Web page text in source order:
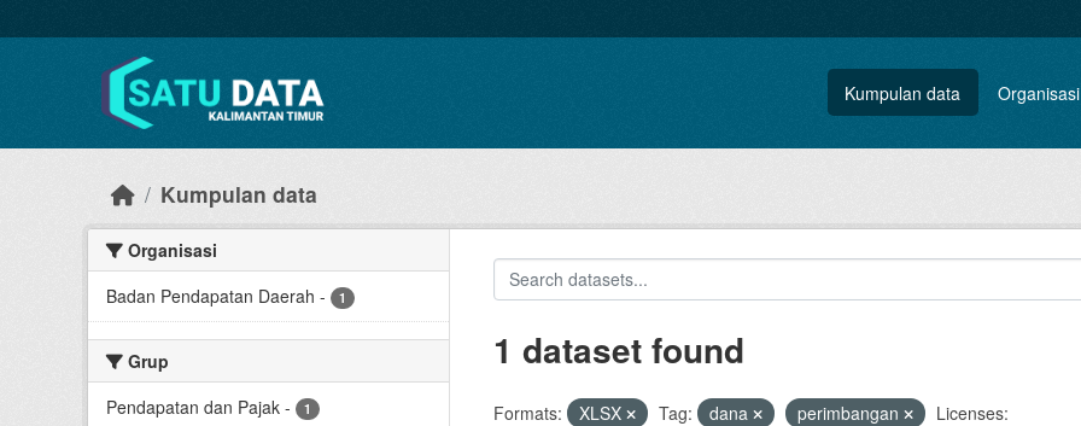
Kumpulan data Organisasi
Kumpulan data
Organisasi
Badan Pendapatan Daerah - 1
Grup
Pendapatan dan Pajak - 1
1 dataset found
Formats: XLSX Tag: dana perimbangan
Licenses: